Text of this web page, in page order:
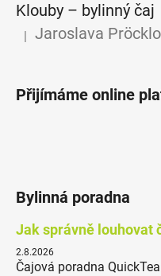
Klouby –⁠⁠⁠⁠⁠ bylinný čaj
Hodnocení produktu je 5
| Jaroslava
Přijímáme online
Bylinná poradna
Jak správně louhovat
2.8.2026
Čajová poradna